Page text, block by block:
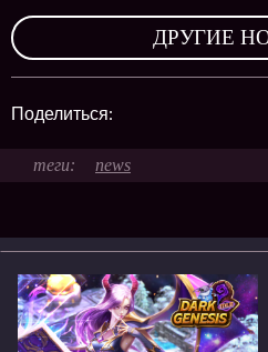
ДРУГИЕ
Поделиться:
news